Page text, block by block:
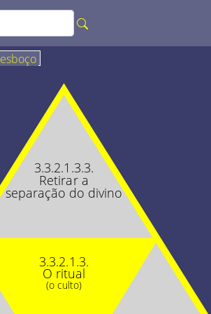
esboço
3.3.2.1.3.
O ritual
(o culto)
3.3.2.1.3.3.
Retirar a
separação do divino